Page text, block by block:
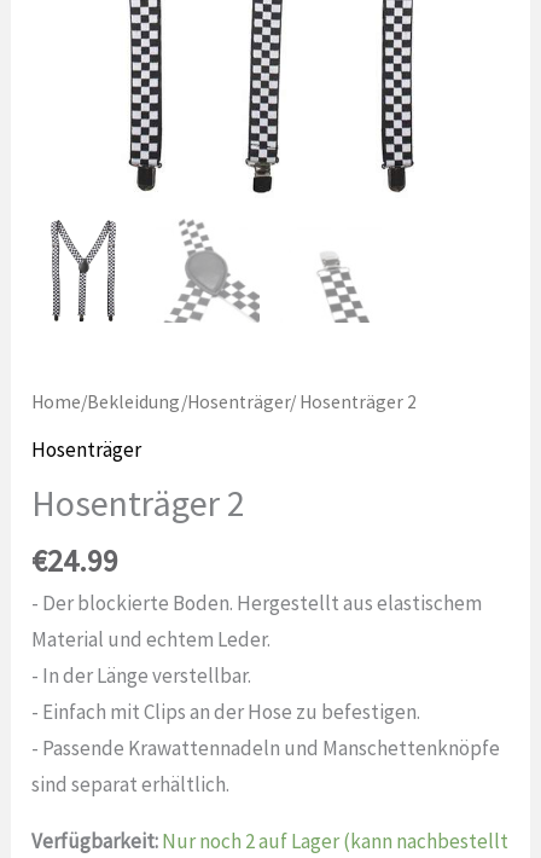
Home/Bekleidung/Hosenträger/ Hosenträger 2
Hosenträger
Hosenträger 2
€24.99
- Der blockierte Boden. Hergestellt aus elastischem
Material und echtem Leder.
- In der Länge verstellbar.
- Einfach mit Clips an der Hose zu befestigen.
- Passende Krawattennadeln und Manschettenknöpfe
sind separat erhältlich.
Verfügbarkeit:Nur noch 2 auf Lager (kann nachbestellt